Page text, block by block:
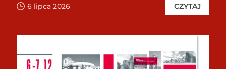
6 lipca 2026 CZYTAJ